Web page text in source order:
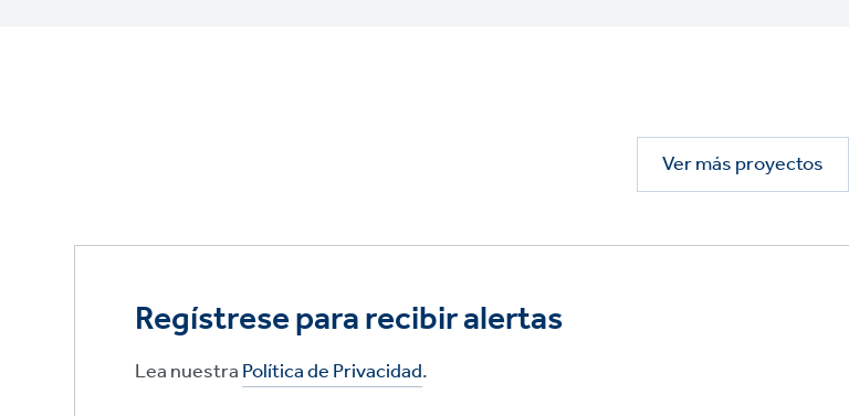
Ver más proyectos
Regístrese para recibir alertas
Lea nuestraPolítica de Privacidad.